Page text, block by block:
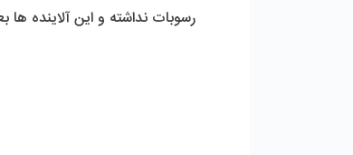
رسوبات نداشته و این آلاینده